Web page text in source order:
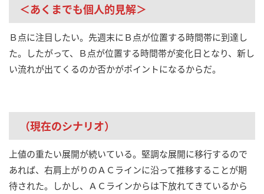
＜あくまでも個人的見解＞
Ｂ点に注目したい。先週末にＢ点が位置する時間帯に到達し
た。したがって、Ｂ点が位置する時間帯が変化日となり、新し
い流れが出てくるのか否かがポイントになるからだ。
（現在のシナリオ）
上値の重たい展開が続いている。堅調な展開に移行するので
あれば、右肩上がりのＡＣラインに沿って推移することが期
待された。しかし、ＡＣラインからは下放れてきているから